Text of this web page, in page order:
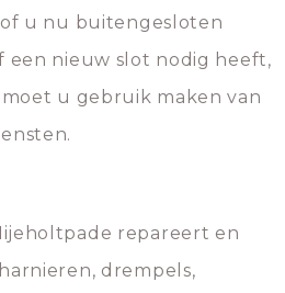
u nu buitengesloten
een nieuw slot nodig heeft,
u gebruik maken van
repareert en
drempels,